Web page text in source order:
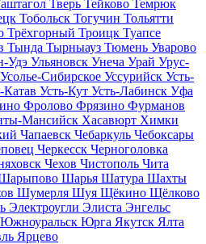
Тверь Тейково Темрюк
Тобольск Тогучин Тольятти
Трёхгорный Троицк Туапсе
Тында Тырныауз Тюмень Уварово
Удэ Ульяновск Унеча Урай Урус-
Усолье-Сибирское Уссурийск Усть-
Катав Усть-Кут Усть-Лабинск Уфа
Фролово Фрязино Фурманов
Мансийск Хасавюрт Химки
Чапаевск Чебаркуль Чебоксары
Черкесск Черноголовка
Чехов Чистополь Чита
Шарья Шатура Шахты
Шумерля Шуя Щёкино Щёлково
Электроугли Элиста Энгельс
Южноуральск Юрга Якутск Ялта
Ярцево